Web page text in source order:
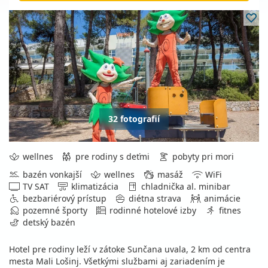
32 fotografií
wellnes pre rodiny s deťmi
pobyty pri mori
bazén vonkajší
wellnes masáž
WiFi
TV SAT
klimatizácia
chladnička al. minibar
bezbariérový prístup
diétna strava
animácie
pozemné športy
rodinné hotelové izby
fitnes
detský bazén
Hotel pre rodiny leží v zátoke Sunčana uvala, 2 km od centra
mesta Mali Lošinj. Všetkými službami aj zariadením je